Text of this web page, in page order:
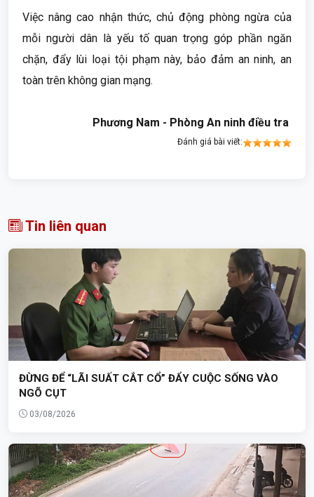
Việc nâng cao nhận thức, chủ động phòng ngừa của
mỗi người dân là yếu tố quan trọng góp phần ngăn
chặn, đẩy lùi loại tội phạm này, bảo đảm an ninh, an
toàn trên không gian mạng.
Phương Nam - Phòng An ninh điều tra
Đánh giá bài viết:
Tin liên quan
ĐỪNG ĐỂ “LÃI SUẤT CẮT CỔ” ĐẨY CUỘC SỐNG VÀO
NGÕ CỤT
03/08/2026